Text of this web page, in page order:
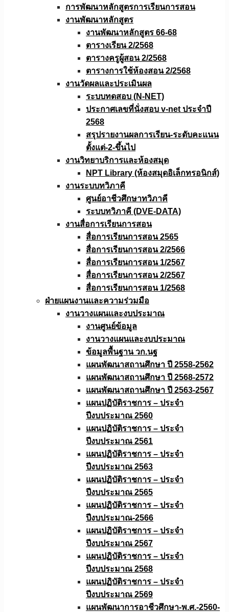
การพัฒนาหลักสูตรการเรียนการสอน
งานพัฒนาหลักสูตร
งานพัฒนาหลักสูตร 66-68
ตารางเรียน 2/2568
ตารางครูผู้สอน 2/2568
ตารางการใช้ห้องสอน 2/2568
งานวัดผลเเละประเมินผล
ระบบทดสอบ (N-NET)
ประกาศเลขที่นั่งสอบ v-net ประจำปี
2568
สรุปรายงานผลการเรียน-ระดับคะแนน
ตั้งแต่-2-ขึ้นไป
งานวิทยาบริการเเละห้องสมุด
NPT Library (ห้องสมุดอิเล็กทรอนิกส์)
งานระบบทวิภาคี
ศูนย์อาชีวศึกษาทวิภาคี
ระบบทวิภาคี (DVE-DATA)
งานสื่อการเรียนการสอน
สื่อการเรียนการสอน 2565
สื่อการเรียนการสอน 2/2566
สื่อการเรียนการสอน 1/2567
สื่อการเรียนการสอน 2/2567
สื่อการเรียนการสอน 1/2568
ฝ่ายแผนงานเเละความร่วมมือ
งานวางแผนเเละงบประมาณ
งานศูนย์ข้อมูล
งานวางแผนและงบประมาณ
ข้อมูลพื้นฐาน วก.นฐ
แผนพัฒนาสถานศึกษา ปี 2558-2562
แผนพัฒนาสถานศึกษา ปี 2568-2572
แผนพัฒนาสถานศึกษา ปี 2563-2567
แผนปฏิบัติราชการ – ประจำ
ปีงบประมาณ 2560
แผนปฏิบัติราชการ – ประจำ
ปีงบประมาณ 2561
แผนปฏิบัติราชการ – ประจำ
ปีงบประมาณ 2563
แผนปฏิบัติราชการ – ประจำ
ปีงบประมาณ 2565
แผนปฏิบัติราชการ – ประจำ
ปีงบประมาณ-2566
แผนปฏิบัติราชการ – ประจำ
ปีงบประมาณ 2567
แผนปฏิบัติราชการ – ประจำ
ปีงบประมาณ 2568
แผนปฏิบัติราชการ – ประจำ
ปีงบประมาณ 2569
แผนพัฒนาการอาชีวศึกษา-พ.ศ.-2560-